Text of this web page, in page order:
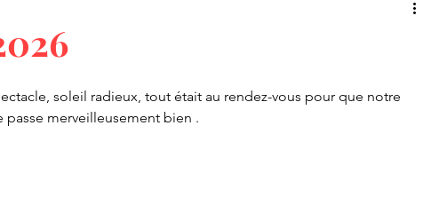
soleil radieux, tout était au rendez-vous pour que notre
merveilleusement bien .